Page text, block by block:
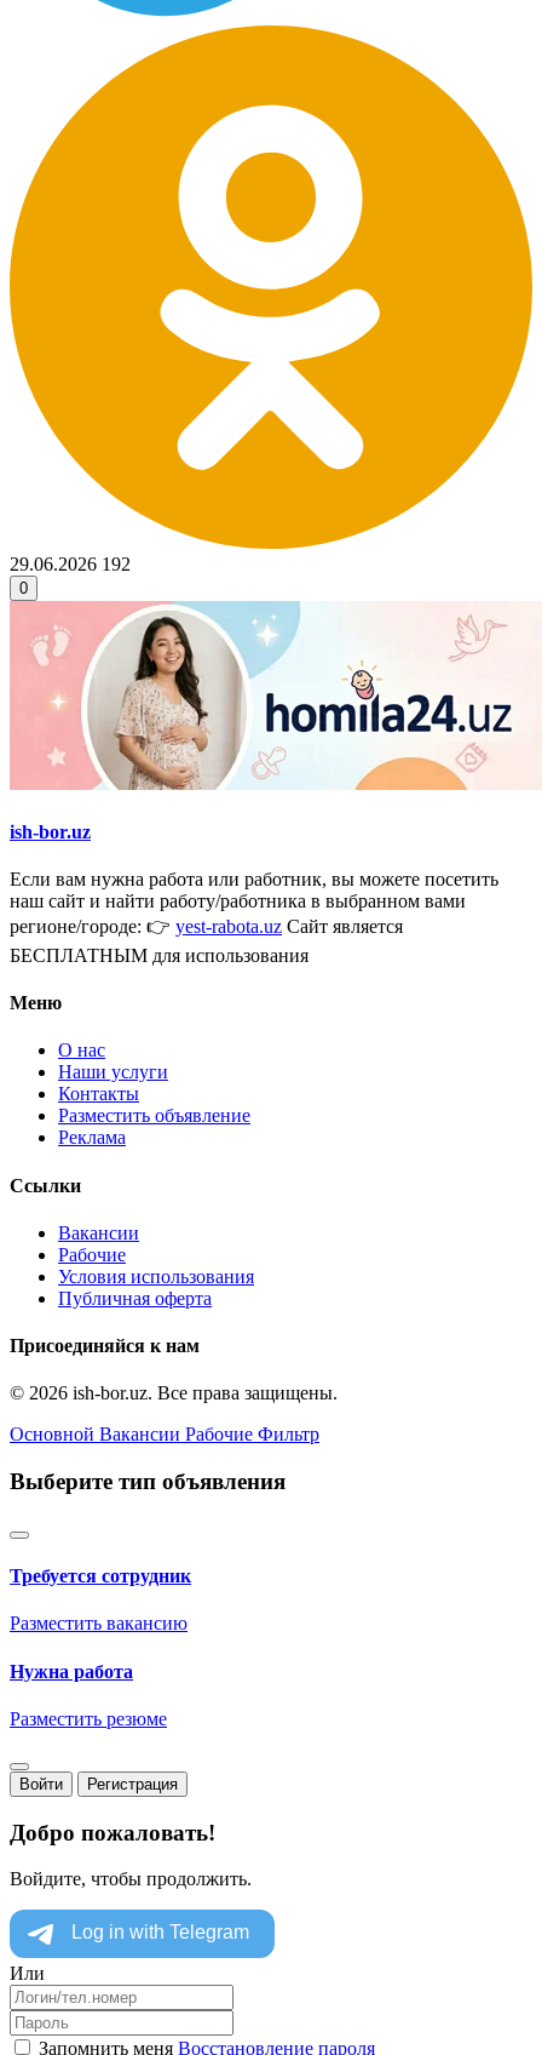
29.06.2026 192
0
ish-bor.uz
Если вам нужна работа или работник, вы можете посетить
наш сайт и найти работу/работника в выбранном вами
регионе/городе: 👉 yest-rabota.uz Сайт является
БЕСПЛАТНЫМ для использования
Меню
О нас
Наши услуги
Контакты
Разместить объявление
Реклама
Ссылки
Вакансии
Рабочие
Условия использования
Публичная оферта
Присоединяйся к нам
© 2026 ish-bor.uz. Все права защищены.
Основной Вакансии Рабочие Фильтр
Выберите тип объявления
Требуется сотрудник
Разместить вакансию
Нужна работа
Разместить резюме
Войти Регистрация
Добро пожаловать!
Войдите, чтобы продолжить.
Или
Запомнить меня Восстановление пароля